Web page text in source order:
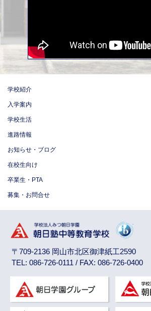
学校紹介
入学案内
学校生活
進路情報
お知らせ・ブログ
在校生向け
卒業生・PTA
募集・お問合せ
〒709-2136 岡山市北区御津紙工2590
TEL: 086-726-0111 / FAX: 086-726-0400